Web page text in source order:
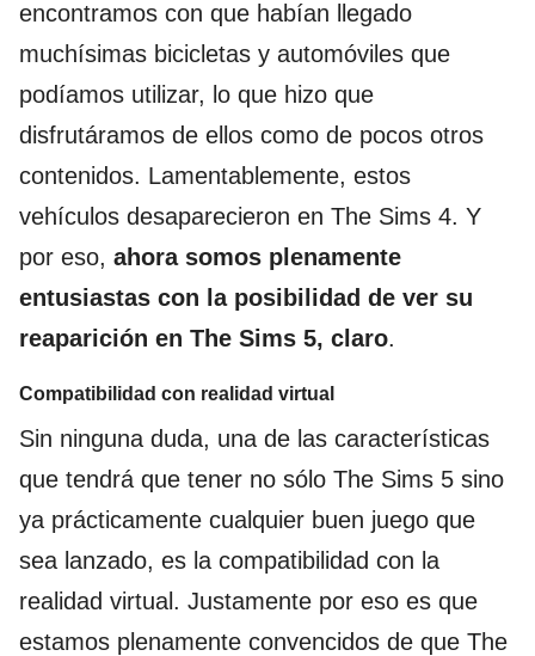
encontramos con que habían llegado
muchísimas bicicletas y automóviles que
podíamos utilizar, lo que hizo que
disfrutáramos de ellos como de pocos otros
contenidos. Lamentablemente, estos
vehículos desaparecieron en The Sims 4. Y
por eso, ahora somos plenamente
entusiastas con la posibilidad de ver su
reaparición en The Sims 5, claro.
Compatibilidad con realidad virtual
Sin ninguna duda, una de las características
que tendrá que tener no sólo The Sims 5 sino
ya prácticamente cualquier buen juego que
sea lanzado, es la compatibilidad con la
realidad virtual. Justamente por eso es que
estamos plenamente convencidos de que The